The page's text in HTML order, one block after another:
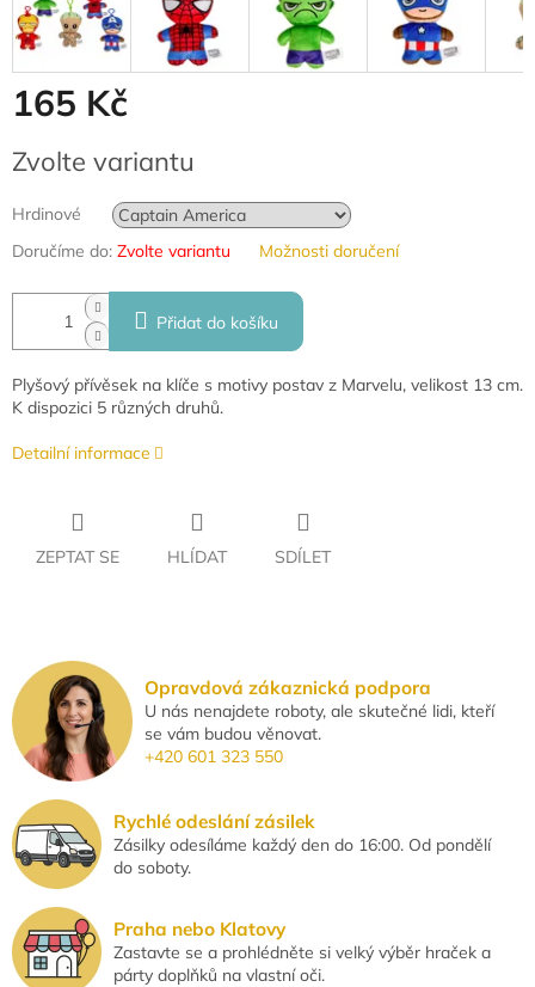
165 Kč
cena:
Zvolte variantu
Hrdinové
Doručíme do: Zvolte variantu Možnosti doručení
Přidat do košíku
Plyšový přívěsek na klíče s motivy postav z Marvelu, velikost 13 cm.
K dispozici 5 různých druhů.
Detailní informace
ZEPTAT SE HLÍDAT SDÍLET
Opravdová zákaznická podpora
U nás nenajdete roboty, ale skutečné lidi, kteří
se vám budou věnovat.
+420 601 323 550
Rychlé odeslání zásilek
Zásilky odesíláme každý den do 16:00. Od pondělí
do soboty.
Praha nebo Klatovy
Zastavte se a prohlédněte si velký výběr hraček a
párty doplňků na vlastní oči.